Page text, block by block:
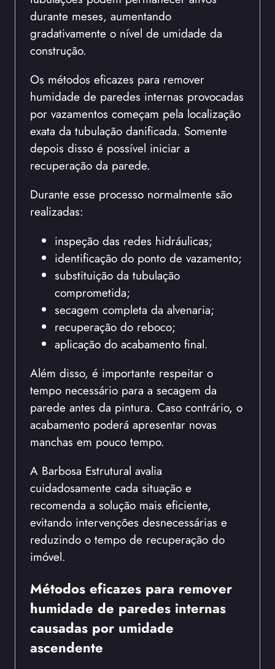
durante meses, aumentando
gradativamente o nível de umidade da
construção.
Os métodos eficazes para remover
humidade de paredes internas provocadas
por vazamentos começam pela localização
exata da tubulação danificada. Somente
depois disso é possível iniciar a
recuperação da parede.
Durante esse processo normalmente são
realizadas:
inspeção das redes hidráulicas;
identificação do ponto de vazamento;
substituição da tubulação
comprometida;
secagem completa da alvenaria;
recuperação do reboco;
aplicação do acabamento final.
Além disso, é importante respeitar o
tempo necessário para a secagem da
parede antes da pintura. Caso contrário, o
acabamento poderá apresentar novas
manchas em pouco tempo.
A Barbosa Estrutural avalia
cuidadosamente cada situação e
recomenda a solução mais eficiente,
evitando intervenções desnecessárias e
reduzindo o tempo de recuperação do
imóvel.
Métodos eficazes para remover
humidade de paredes internas
causadas por umidade
ascendente